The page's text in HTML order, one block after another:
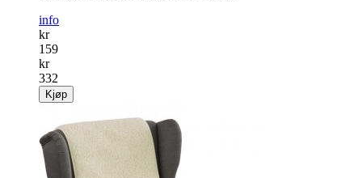
info
kr
159
kr
332
Kjøp